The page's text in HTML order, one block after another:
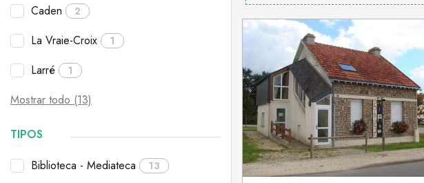
Caden 2
La Vraie-Croix 1
Larré 1
Mostrar todo (13)
TIPOS
Biblioteca - Mediateca
13